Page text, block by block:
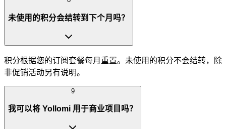
未使用的积分会结转到下个月吗？
积分根据您的订阅套餐每月重置。未使用的积分不会结转，除
非促销活动另有说明。
9
我可以将 Yollomi 用于商业项目吗？